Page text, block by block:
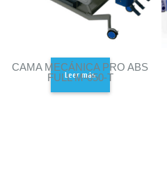
CAMA MECÁNICA PRO ABS
FULL M-050-T
Leer más